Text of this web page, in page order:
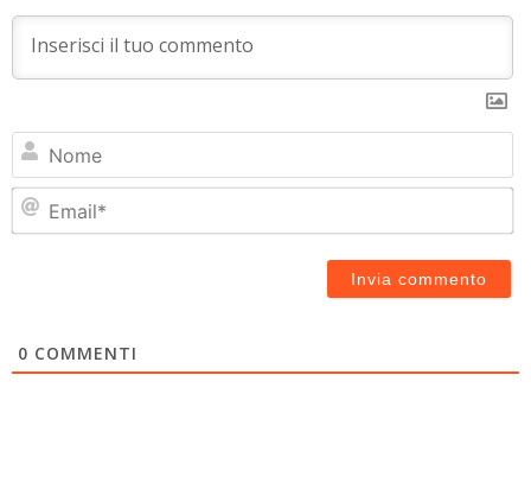
0 COMMENTI